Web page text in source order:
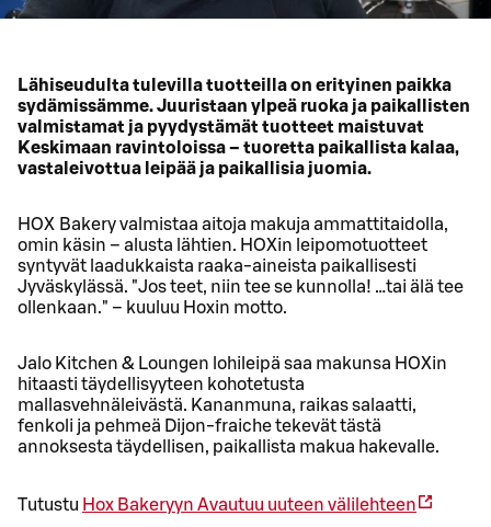
Lähiseudulta tulevilla tuotteilla on erityinen paikka
sydämissämme. Juuristaan ylpeä ruoka ja paikallisten
valmistamat ja pyydystämät tuotteet maistuvat
Keskimaan ravintoloissa – tuoretta paikallista kalaa,
vastaleivottua leipää ja paikallisia juomia.
HOX Bakery valmistaa aitoja makuja ammattitaidolla,
omin käsin – alusta lähtien. HOXin leipomotuotteet
syntyvät laadukkaista raaka-aineista paikallisesti
Jyväskylässä. "Jos teet, niin tee se kunnolla! …tai älä tee
ollenkaan." – kuuluu Hoxin motto.
Jalo Kitchen & Loungen lohileipä saa makunsa HOXin
hitaasti täydellisyyteen kohotetusta
mallasvehnäleivästä. Kananmuna, raikas salaatti,
fenkoli ja pehmeä Dijon-fraiche tekevät tästä
annoksesta täydellisen, paikallista makua hakevalle.
Tutustu Hox Bakeryyn Avautuu uuteen välilehteen